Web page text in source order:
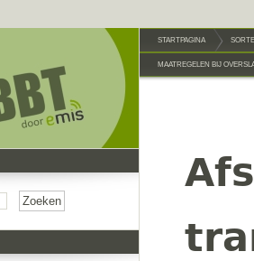
STARTPAGINA
MAATREGELEN BIJ